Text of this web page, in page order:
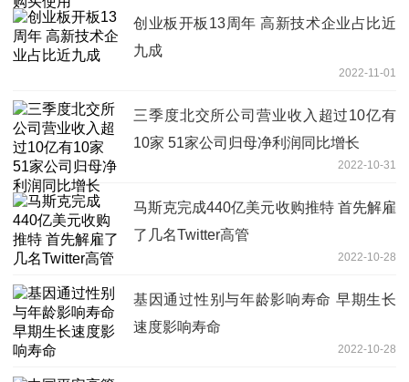
创业板开板13周年 高新技术企业占比近
九成
2022-11-01
三季度北交所公司营业收入超过10亿有
10家 51家公司归母净利润同比增长
2022-10-31
马斯克完成440亿美元收购推特 首先解雇
了几名Twitter高管
2022-10-28
基因通过性别与年龄影响寿命 早期生长
速度影响寿命
2022-10-28